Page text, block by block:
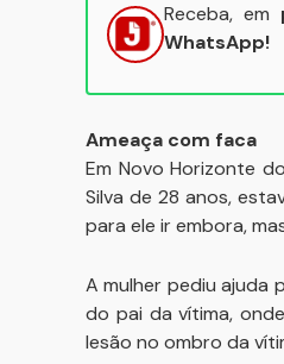
Receba, em
WhatsApp!
Ameaça com faca
Em Novo Horizonte
Silva de 28 anos,
para ele ir embora,
A mulher pediu ajuda
do pai da vítima,
lesão no ombro da